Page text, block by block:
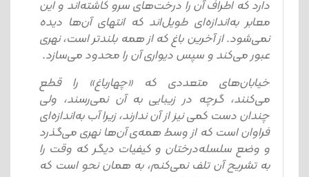
دارد که اطراف آن را درخت‌های سرو کاشته‌اند و این
معابر به‌اندازه‌ای طویل‌اند که انتهای آن‌ها دیده
نمی‌شود. از آخرین باغ که از همه بلندتر است، نهری
عبور می‌کند و سپس دیواری آن را محدود می‌سازد.
خیابان‌های متعددی که «چهارباغ» را قطع
می‌کنند، گرچه در زیبایی به آن نمی‌رسند، ولی
چندان دست کمی نیز از آن ندارند، زیرا آب به‌اندازه‌ای
فراوان است که از وسط همه‌ی آن‌ها نهری می‌گذرد
و وضع سلسله‌درختان و کیفیات دیگر که وقت را
به تشریح آن تلف نمی‌کنم، به همان نحو است که